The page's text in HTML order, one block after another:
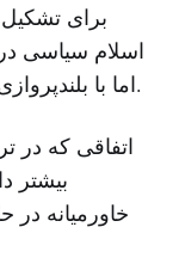
برای
اسلام سیاسی
اما با بلندپروازی های قابل ربط به دوران تفوق عثمانی.
اتفاقی که در
بیشتر
خاورمیانه در